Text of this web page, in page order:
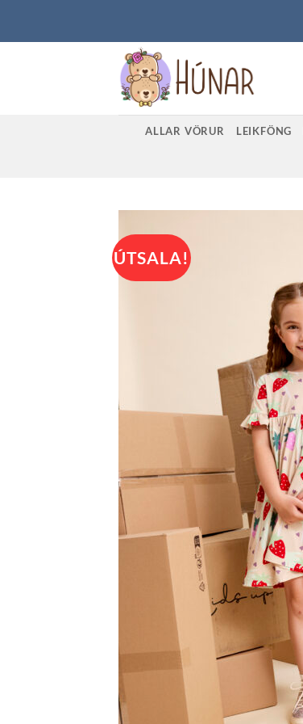
ALLAR VÖRUR LEIKFÖNG
ÚTSALA!